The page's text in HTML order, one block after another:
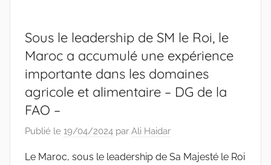
Sous le leadership de SM le Roi, le
Maroc a accumulé une expérience
importante dans les domaines
agricole et alimentaire – DG de la
FAO –
Publié le 19/04/2024 par Ali Haidar
Le Maroc, sous le leadership de Sa Majesté le Roi